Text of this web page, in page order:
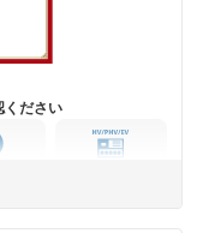
につきましては、形式
の鑑定結果となりま
ください
グ